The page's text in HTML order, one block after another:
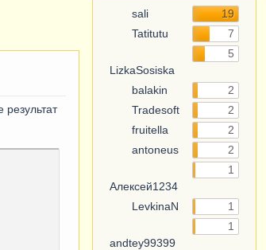
sali
19
Tatitutu
7
LizkaSosiska
5
balakin
2
Tradesoft
2
fruitella
2
antoneus
2
Алексей1234
1
LevkinaN 1
andtey99399
1